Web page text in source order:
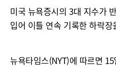
미국 뉴욕증시의 3대 지수가
입어 이틀 연속 기록한 하락장
뉴욕타임스(NYT)에 따르면